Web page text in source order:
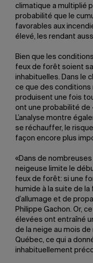
climatique a multiplié
probabilité que le
favorables aux
élevé, les rendant
Bien que les
feux de forêt soient
inhabituelles. Dans le
ce que des
produisent une fois
ont une probabilité de
L’analyse montre
se réchauffer, le
façon encore plus
«Dans de
neigeuse limite le
feux de forêt: si une
humide à la suite de
d’allumage et de
Philippe Gachon. Or,
élevées ont entraîné
de la neige au mois de
Québec, ce qui a
inhabituellement